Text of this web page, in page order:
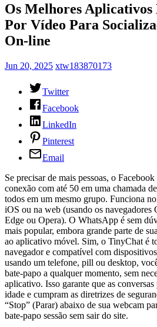
Os Melhores Aplicativos
Por Vídeo Para
On-line
Jun 20, 2025 xtw183870173
Twitter
Facebook
LinkedIn
Pinterest
Email
Se precisar de mais pessoas, o
conexão com até 50 em uma chamada
todos em um mesmo grupo. Funciona
iOS ou na web (usando os
Edge ou Opera). O WhatsApp é sem
mais popular, embora grande parte de
ao aplicativo móvel. Sim, o TinyChat é
navegador e compatível com
usando um telefone, pill ou desktop,
bate-papo a qualquer momento, sem
aplicativo. Isso garante que as conversas
idade e cumpram as diretrizes de
“Stop” (Parar) abaixo de sua webcam
bate-papo sessão sem sair do site.